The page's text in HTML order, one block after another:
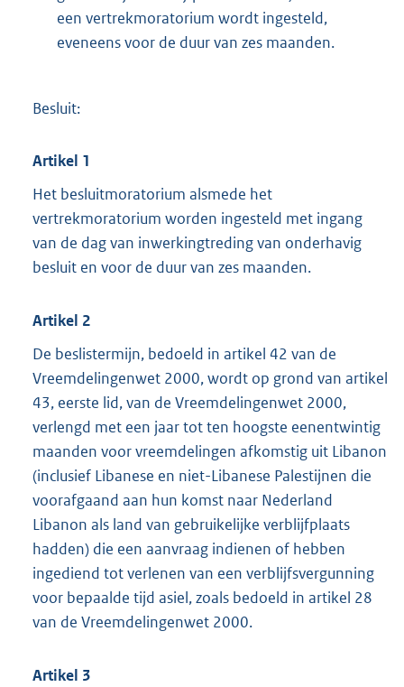
een vertrekmoratorium wordt ingesteld,
eveneens voor de duur van zes maanden.
Besluit:
Artikel 1
Het besluitmoratorium alsmede het
vertrekmoratorium worden ingesteld met ingang
van de dag van inwerkingtreding van onderhavig
besluit en voor de duur van zes maanden.
Artikel 2
De beslistermijn, bedoeld in artikel 42 van de
Vreemdelingenwet 2000, wordt op grond van artikel
43, eerste lid, van de Vreemdelingenwet 2000,
verlengd met een jaar tot ten hoogste eenentwintig
maanden voor vreemdelingen afkomstig uit Libanon
(inclusief Libanese en niet-Libanese Palestijnen die
voorafgaand aan hun komst naar Nederland
Libanon als land van gebruikelijke verblijfplaats
hadden) die een aanvraag indienen of hebben
ingediend tot verlenen van een verblijfsvergunning
voor bepaalde tijd asiel, zoals bedoeld in artikel 28
van de Vreemdelingenwet 2000.
Artikel 3